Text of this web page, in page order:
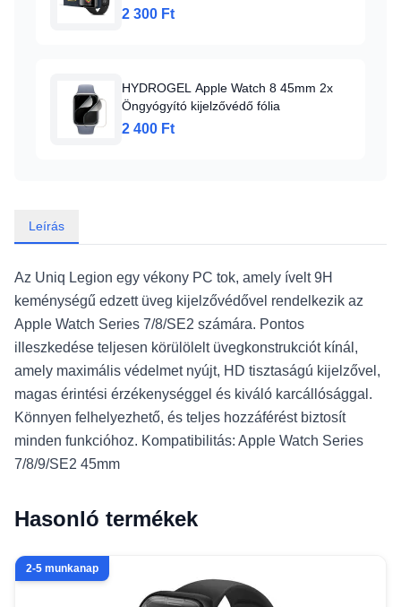
Alphajack
2 300 Ft
HYDROGEL Apple Watch 8 45mm 2x
Öngyógyító kijelzővédő fólia
2 400 Ft
Leírás
Az Uniq Legion egy vékony PC tok, amely ívelt 9H
keménységű edzett üveg kijelzővédővel rendelkezik az
Apple Watch Series 7/8/SE2 számára. Pontos
illeszkedése teljesen körülölelt üvegkonstrukciót kínál,
amely maximális védelmet nyújt, HD tisztaságú kijelzővel,
magas érintési érzékenységgel és kiváló karcállósággal.
Könnyen felhelyezhető, és teljes hozzáférést biztosít
minden funkcióhoz. Kompatibilitás: Apple Watch Series
7/8/9/SE2 45mm
Hasonló termékek
2-5 munkanap